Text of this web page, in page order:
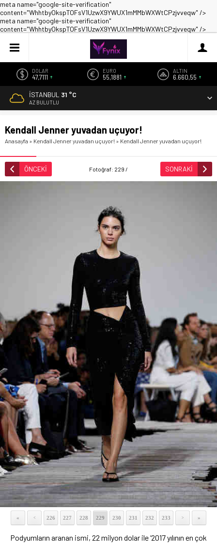
meta name="google-site-verification"
content="WhhtbyOkspTOFsV1UzwX9YWUX1mMMbWXWtCPzjvveqw" />
meta name="google-site-verification"
content="WhhtbyOkspTOFsV1UzwX9YWUX1mMMbWXWtCPzjvveqw" />
DOLAR
47,7111
EURO
55,1881
ALTIN
6.660,55
İSTANBUL 31 °C
AZ BULUTLU
Kendall Jenner yuvadan uçuyor!
Anasayfa » Kendall Jenner yuvadan uçuyor! » Kendall Jenner yuvadan uçuyor!
ÖNCEKİ Fotoğraf: 229 / SONRAKİ
« < 226 227 228 229 230 231 232 233 > »
Podyumların aranan ismi, 22 milyon dolar ile ‘2017 yılının en çok